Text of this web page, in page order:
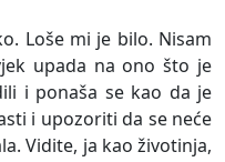
Loše mi je bilo. Nisam
upada na ono što je
i ponaša se kao da je
i upozoriti da se neće
Vidite, ja kao životinja,